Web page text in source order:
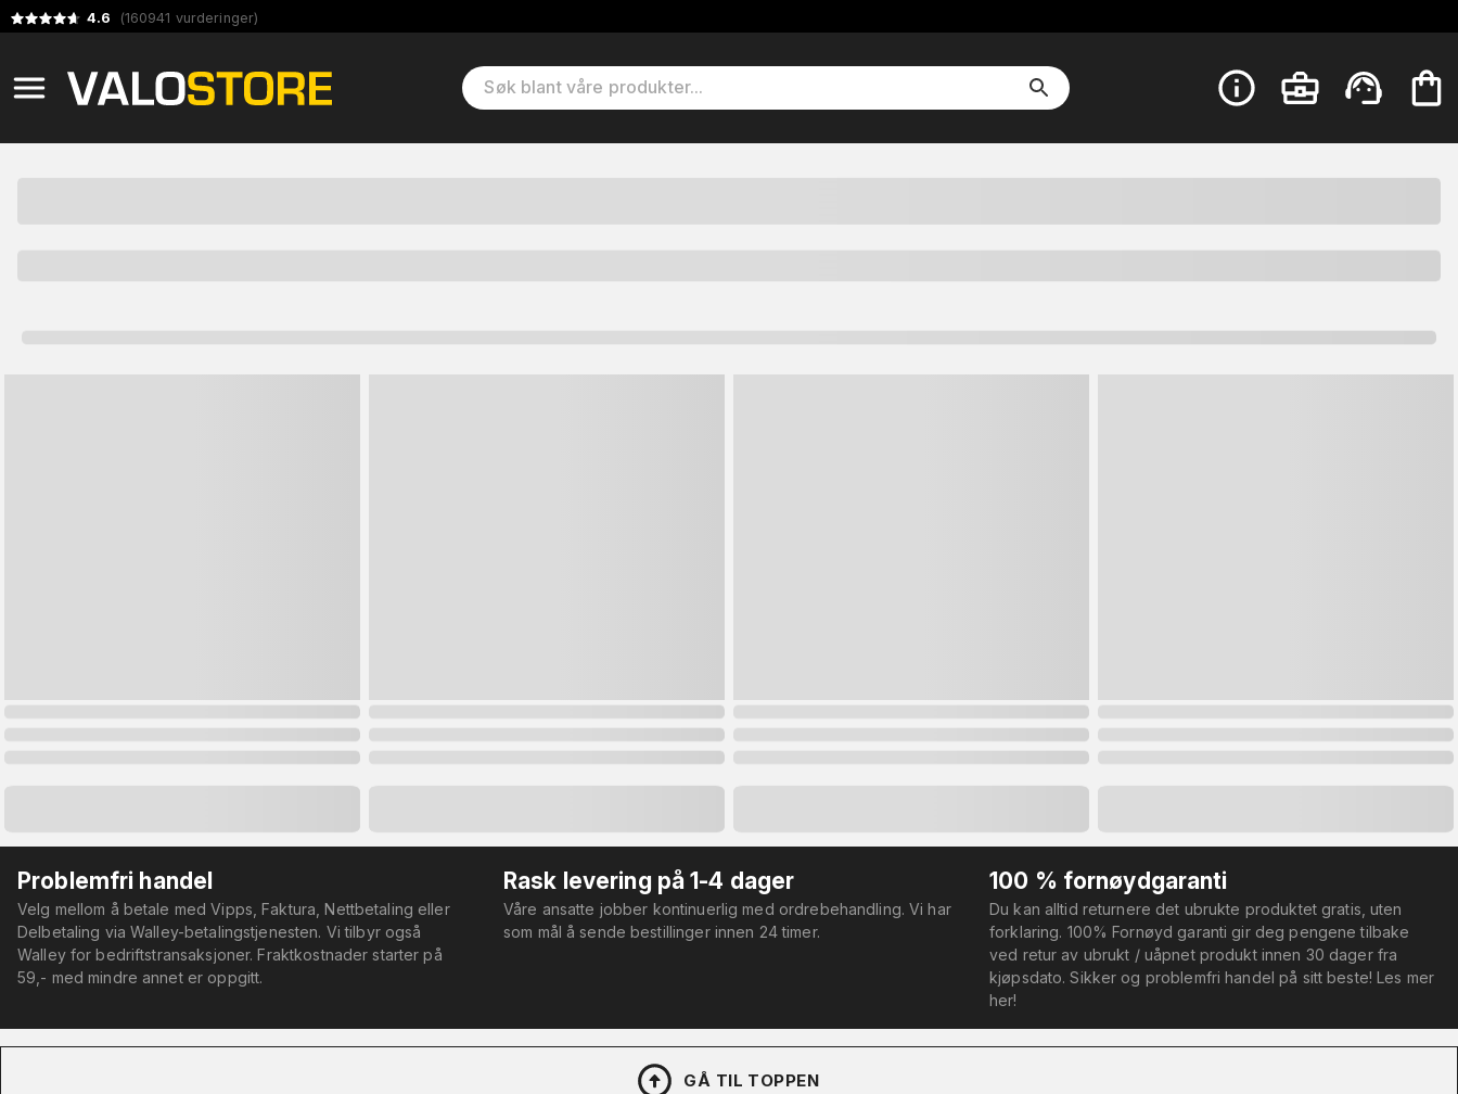
4.6 (160941 vurderinger)
Problemfri handel
Velg mellom å betale med Vipps, Faktura, Nettbetaling eller
Delbetaling via Walley-betalingstjenesten. Vi tilbyr også
Walley for bedriftstransaksjoner. Fraktkostnader starter på
59,- med mindre annet er oppgitt.
Rask levering på 1-4 dager
Våre ansatte jobber kontinuerlig med ordrebehandling. Vi har
som mål å sende bestillinger innen 24 timer.
100 % fornøydgaranti
Du kan alltid returnere det ubrukte produktet gratis, uten
forklaring. 100% Fornøyd garanti gir deg pengene tilbake
ved retur av ubrukt / uåpnet produkt innen 30 dager fra
kjøpsdato. Sikker og problemfri handel på sitt beste! Les mer
her!
GÅ TIL TOPPEN